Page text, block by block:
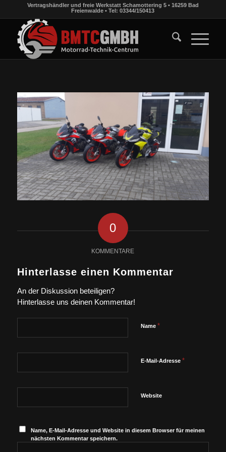
Vertragshändler und freie Werkstatt Schamottering 5 • 16259 Bad
Freienwalde • Tel: 03344/150413
0
KOMMENTARE
Hinterlasse einen Kommentar
An der Diskussion beteiligen?
Hinterlasse uns deinen Kommentar!
Name *
E-Mail-Adresse *
Website
Name, E-Mail-Adresse und Website in diesem Browser für meinen
nächsten Kommentar speichern.